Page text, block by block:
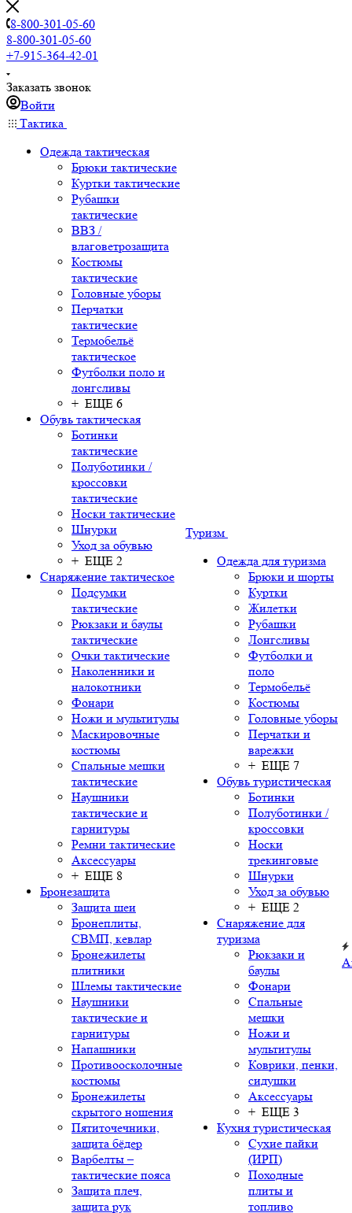
8-800-301-05-60
8-800-301-05-60
+7-915-364-42-01
Заказать звонок
Войти
Тактика
Одежда тактическая
Брюки тактические
Куртки тактические
Рубашки
тактические
ВВЗ /
влаговетрозащита
Костюмы
тактические
Головные уборы
Перчатки
тактические
Термобельё
тактическое
Футболки поло и
лонгсливы
+ ЕЩЕ 6
Обувь тактическая
Ботинки
тактические
Полуботинки /
кроссовки
тактические
Носки тактические
Шнурки
Уход за обувью
+ ЕЩЕ 2
Снаряжение тактическое
Подсумки
тактические
Рюкзаки и баулы
тактические
Очки тактические
Наколенники и
налокотники
Фонари
Ножи и мультитулы
Маскировочные
костюмы
Спальные мешки
тактические
Наушники
тактические и
гарнитуры
Ремни тактические
Аксессуары
+ ЕЩЕ 8
Бронезащита
Защита шеи
Бронеплиты,
СВМП, кевлар
Бронежилеты
плитники
Шлемы тактические
Наушники
тактические и
гарнитуры
Напашники
Противоосколочные
костюмы
Бронежилеты
скрытого ношения
Пятиточечники,
защита бёдер
Варбелты –
тактические пояса
Защита плеч,
защита рук
Туризм
Одежда для туризма
Брюки и шорты
Куртки
Жилетки
Рубашки
Лонгсливы
Футболки и
поло
Термобельё
Костюмы
Головные уборы
Перчатки и
варежки
+ ЕЩЕ 7
Обувь туристическая
Ботинки
Полуботинки /
кроссовки
Носки
трекинговые
Шнурки
Уход за обувью
+ ЕЩЕ 2
Снаряжение для
туризма
Рюкзаки и
баулы
Фонари
Спальные
мешки
Ножи и
мультитулы
Коврики, пенки,
сидушки
Аксессуары
+ ЕЩЕ 3
Кухня туристическая
Сухие пайки
(ИРП)
Походные
плиты и
топливо